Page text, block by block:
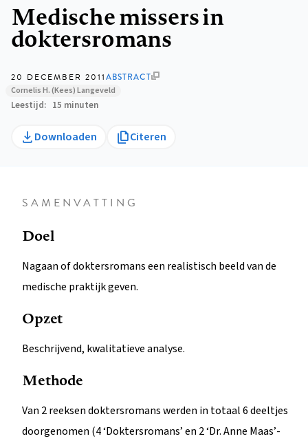
Medische missers in
doktersromans
20 DECEMBER 2011ABSTRACT
Cornelis H. (Kees) Langeveld
Leestijd 15 minuten
Downloaden Citeren
SAMENVATTING
Doel
Nagaan of doktersromans een realistisch beeld van de
medische praktijk geven.
Opzet
Beschrijvend, kwalitatieve analyse.
Methode
Van 2 reeksen doktersromans werden in totaal 6 deeltjes
doorgenomen (4 ‘Doktersromans’ en 2 ‘Dr. Anne Maas’-